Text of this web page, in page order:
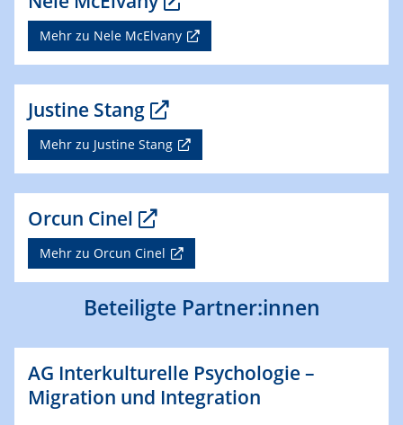
Mehr zu Nele McElvany
Justine Stang
Mehr zu Justine Stang
Orcun Cinel
Mehr zu Orcun Cinel
Beteiligte Partner:innen
AG Interkulturelle Psychologie –
Migration und Integration